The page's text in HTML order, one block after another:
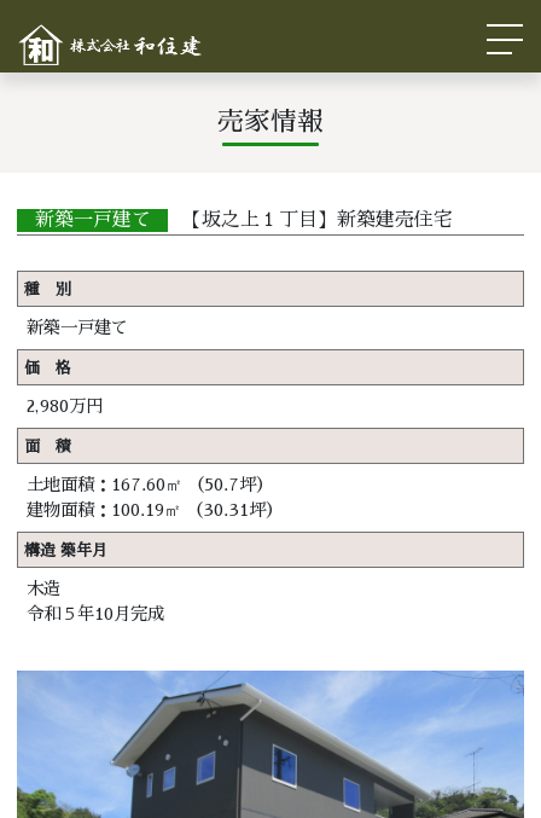
売家情報
新築一戸建て 【坂之上１丁目】新築建売住宅
種 別
新築一戸建て
価 格
2,980万円
面 積
土地面積：167.60㎡ （50.7坪）
建物面積：100.19㎡ （30.31坪）
構造 築年月
木造
令和５年10月完成